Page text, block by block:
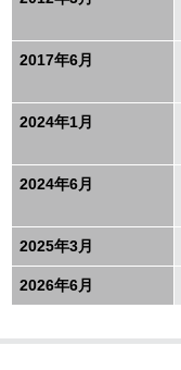
2017年6月
2024年1月
2024年6月
2025年3月
2026年6月